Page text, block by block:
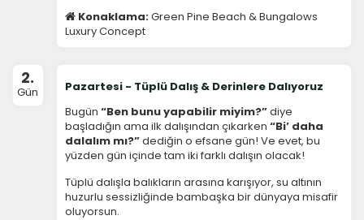
Konaklama:Green Pine Beach & Bungalows
Luxury Concept
2.
Gün
Pazartesi - Tüplü Dalış & Derinlere Dalıyoruz
Bugün “Ben bunu yapabilir miyim?”diye
başladığın ama ilk dalışından çıkarken “Bi’ daha
dalalım mı?”dediğin o efsane gün! Ve evet, bu
yüzden gün içinde tam iki farklı dalışın olacak!
Tüplü dalışla balıkların arasına karışıyor, su altının
huzurlu sessizliğinde bambaşka bir dünyaya misafir
oluyorsun.